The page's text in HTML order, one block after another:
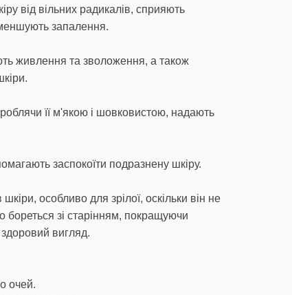
від вільних радикалів, сприяють
запалення.
живлення та зволоження, а також
її м'якою і шовковистою, надають
заспокоїти подразнену шкіру.
особливо для зрілої, оскільки він не
зі старінням, покращуючи
вигляд.
очей.